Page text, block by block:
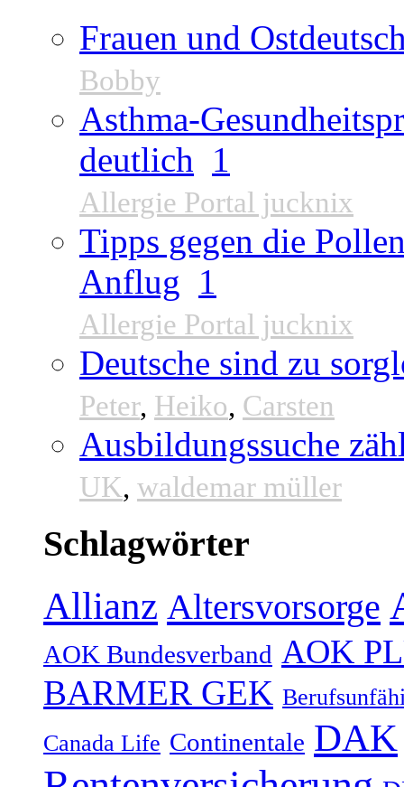
Frauen und
Bobby
Asthma-
deutlich 1
Allergie Portal jucknix
Tipps gegen die
Anflug 1
Allergie Portal jucknix
Deutsche sind zu
Peter, Heiko, Carsten
Ausbildungssuche
UK, waldemar müller
Schlagwörter
Allianz Altersvorsorge
AOK Bundesverband AOK
BARMER GEK
Canada Life Continentale DAK